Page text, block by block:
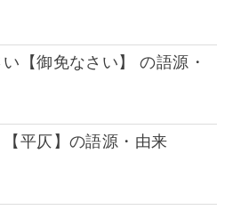
【御免なさい】 の語源・
平仄】の語源・由来